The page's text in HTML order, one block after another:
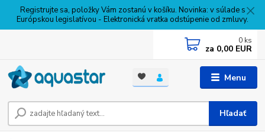
Registrujte sa, položky Vám zostanú v košíku. Novinka: v súlade s
Európskou legislatívou - Elektronická vratka odstúpenie od zmluvy.
Menu
Hľadať
0 ks
za 0,00 EUR